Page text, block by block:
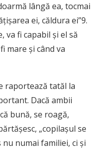
lângă ea, tocmai
ei, căldura ei”9.
va fi capabil şi el să
mare şi când va
raportează tatăl la
Dacă ambii
bună, se roagă,
„copilaşul se
numai familiei, ci şi